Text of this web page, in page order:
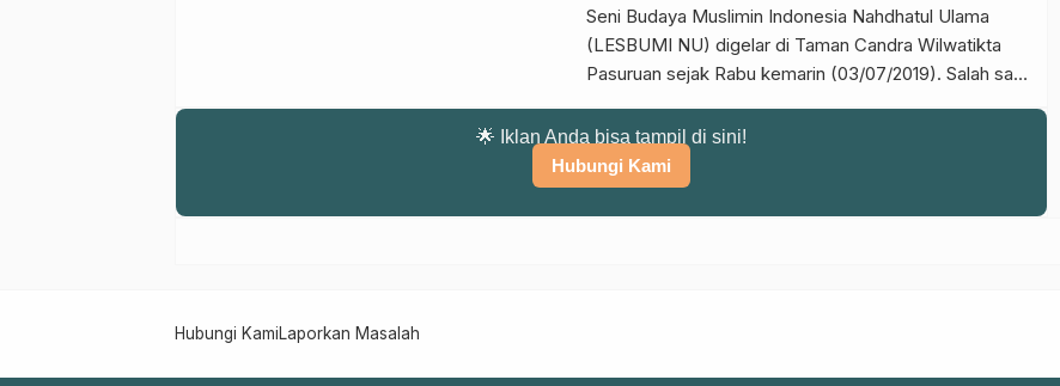
Seni Budaya Muslimin Indonesia Nahdhatul Ulama
(LESBUMI NU) digelar di Taman Candra Wilwatikta
Pasuruan sejak Rabu kemarin (03/07/2019). Salah satu
Nusantara. Seperti keris, topeng, dan lukisan.
Awaluddin GD Mualif, ketua Lesbumi PWNU Daerah
Istimewa Yogjakarta, berharap pameran seniman dan
budayawan muslim Indonesia tersebut, […]
🌟 Iklan Anda bisa tampil di sini!
Hubungi Kami
Hubungi KamiLaporkan Masalah